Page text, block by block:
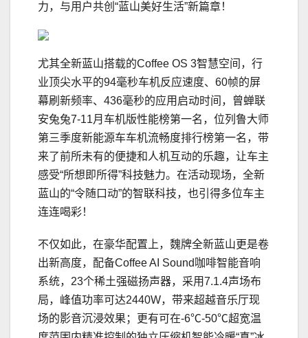
力，与用户共创“蓝山美好生活”新篇章！
尤其全新蓝山搭载的Coffee OS 3智慧空间，行
业顶尖水平的94毫秒车机反应速度、60帧的屏
幕刷新频率、436毫秒的应用启动时间，曾蝉联
安兔兔7-11月车机版性能榜第一名，位列鲁大师
第三季度新能源车车机流畅度排行榜第一名，带
来了前所未有的便捷和人机互动的乐趣，让车主
感受“所想即所得”科技魅力。在活动现场，全新
蓝山的“令随口动”的智联科技，也引得多位车主
连连喝彩！
不仅如此，在豪华配置上，魏牌全新蓝山更是卷
出新高度，配备Coffee AI Sound咖啡智能音响
系统，23个稀土强磁扬声器，采用7.1.4声场布
局，峰值功率可达2440W，带来超越音乐厅现
场的影音沉浸效果；更有可在-6℃-50℃超宽温